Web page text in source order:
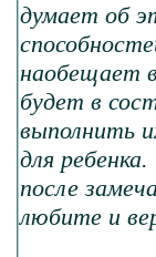
думает об
наобещает
будет в
выполнить
для
после
любите и